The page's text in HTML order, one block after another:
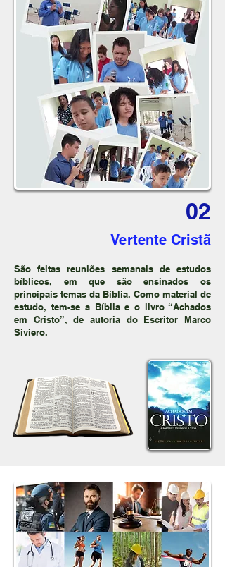
02
Vertente Cristã
São feitas reuniões semanais de estudos
bíblicos, em que são ensinados os
principais temas da Bíblia. Como material de
estudo, tem-se a Bíblia e o livro “Achados
em Cristo”, de autoria do Escritor Marco
Siviero.